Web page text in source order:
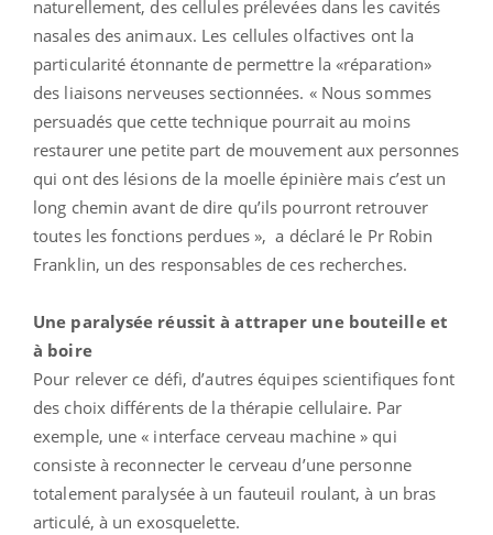
naturellement, des cellules prélevées dans les cavités
nasales des animaux. Les cellules olfactives ont la
particularité étonnante de permettre la «réparation»
des liaisons nerveuses sectionnées. « Nous sommes
persuadés que cette technique pourrait au moins
restaurer une petite part de mouvement aux personnes
qui ont des lésions de la moelle épinière mais c’est un
long chemin avant de dire qu’ils pourront retrouver
toutes les fonctions perdues », a déclaré le Pr Robin
Franklin, un des responsables de ces recherches.
Une paralysée réussit à attraper une bouteille et
à boire
Pour relever ce défi, d’autres équipes scientifiques font
des choix différents de la thérapie cellulaire. Par
exemple, une « interface cerveau machine » qui
consiste à reconnecter le cerveau d’une personne
totalement paralysée à un fauteuil roulant, à un bras
articulé, à un exosquelette.